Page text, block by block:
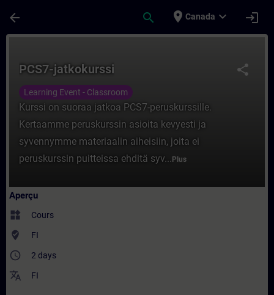
arrow_back search place Canada expand_more login
share
PCS7-jatkokurssi
Learning Event - Classroom
Kurssi on suoraa jatkoa PCS7-peruskurssille.
Kertaamme peruskurssin asioita kevyesti ja
syvennymme materiaalin aiheisiin, joita ei
peruskurssin puitteissa ehditä syv... Plus
Aperçu
widgets Cours
where_to_vote FI
access_time 2 days
translate FI